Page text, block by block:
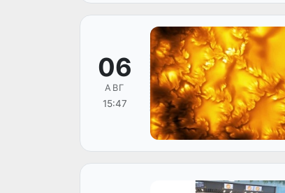
06
АВГ
15:47